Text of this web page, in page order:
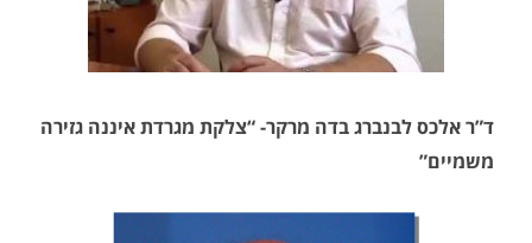
ד”ר אלכס לבנברג בדה מרקר- “צלקת מגרדת איננה גזירה
משמיים”